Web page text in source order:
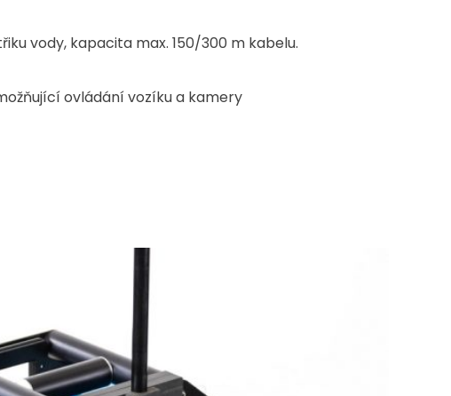
vody, kapacita max. 150/300 m kabelu.
ovládání vozíku a kamery